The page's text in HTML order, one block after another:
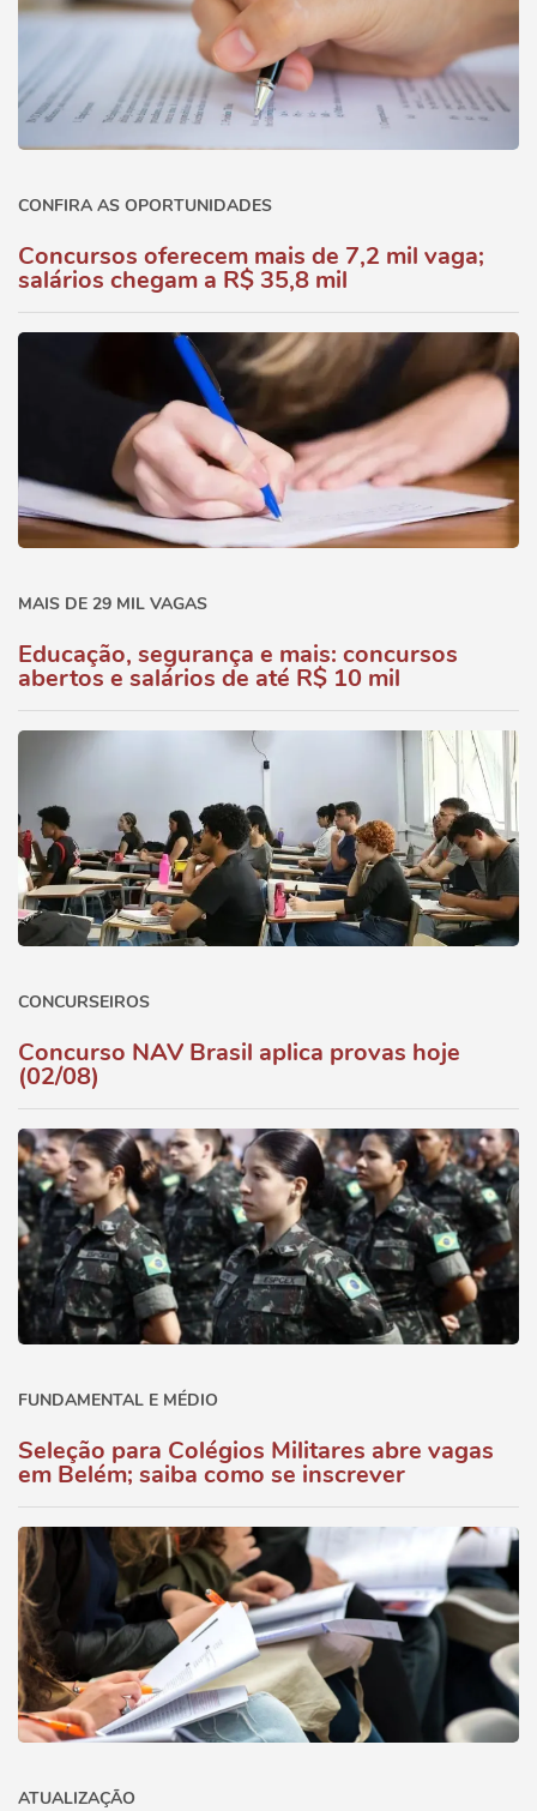
CONFIRA AS OPORTUNIDADES
Concursos oferecem mais de 7,2 mil vaga;
salários chegam a R$ 35,8 mil
MAIS DE 29 MIL VAGAS
Educação, segurança e mais: concursos
abertos e salários de até R$ 10 mil
CONCURSEIROS
Concurso NAV Brasil aplica provas hoje
(02/08)
FUNDAMENTAL E MÉDIO
Seleção para Colégios Militares abre vagas
em Belém; saiba como se inscrever
ATUALIZAÇÃO